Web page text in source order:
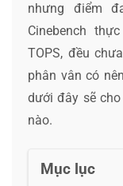
nhưng điểm
Cinebench
TOPS, đều
phân vân có
dưới đây sẽ
nào.
Mục lục